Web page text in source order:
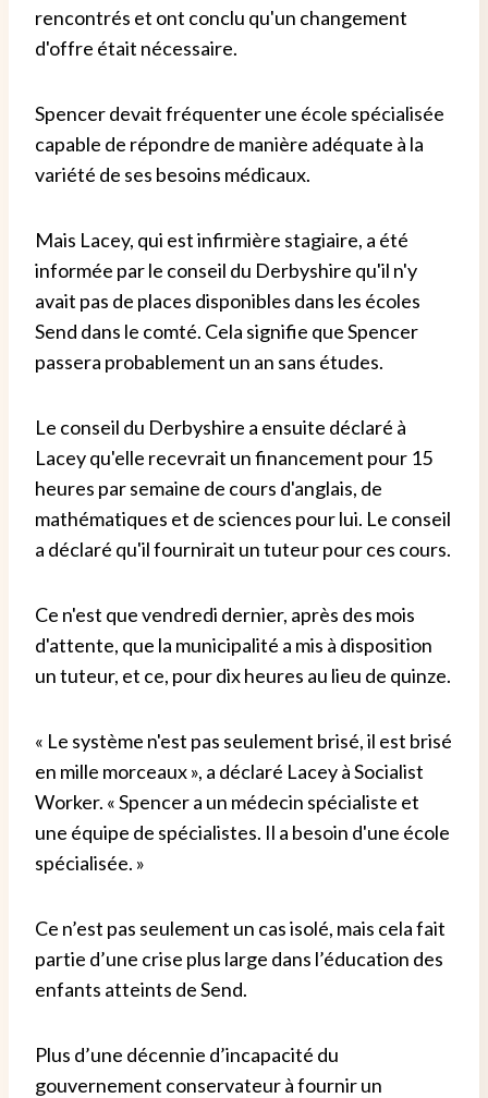
rencontrés et ont conclu qu'un changement
d'offre était nécessaire.
Spencer devait fréquenter une école spécialisée
capable de répondre de manière adéquate à la
variété de ses besoins médicaux.
Mais Lacey, qui est infirmière stagiaire, a été
informée par le conseil du Derbyshire qu'il n'y
avait pas de places disponibles dans les écoles
Send dans le comté. Cela signifie que Spencer
passera probablement un an sans études.
Le conseil du Derbyshire a ensuite déclaré à
Lacey qu'elle recevrait un financement pour 15
heures par semaine de cours d'anglais, de
mathématiques et de sciences pour lui. Le conseil
a déclaré qu'il fournirait un tuteur pour ces cours.
Ce n'est que vendredi dernier, après des mois
d'attente, que la municipalité a mis à disposition
un tuteur, et ce, pour dix heures au lieu de quinze.
« Le système n'est pas seulement brisé, il est brisé
en mille morceaux », a déclaré Lacey à Socialist
Worker. « Spencer a un médecin spécialiste et
une équipe de spécialistes. Il a besoin d'une école
spécialisée. »
Ce n’est pas seulement un cas isolé, mais cela fait
partie d’une crise plus large dans l’éducation des
enfants atteints de Send.
Plus d’une décennie d’incapacité du
gouvernement conservateur à fournir un